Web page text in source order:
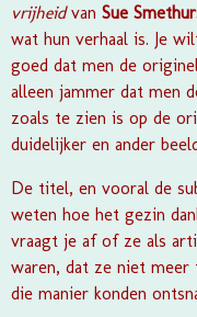
vrijheidvan Sue
wat hun verhaal is. Je
goed dat men de
alleen jammer dat men
zoals te zien is op de
duidelijker en ander
De titel, en vooral de
weten hoe het gezin
vraagt je af of ze als
waren, dat ze niet meer
die manier konden